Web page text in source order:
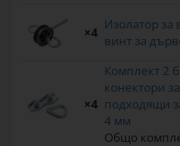
×4
Изолатор за
винт за
×4
Комплект 2
конектори
подходящи
4 мм
Общо